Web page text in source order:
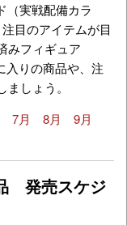
（実戦配備カラ
目のアイテムが目
みフィギュア
入りの商品や、注
しょう。
7月 8月
9月
発売スケジ